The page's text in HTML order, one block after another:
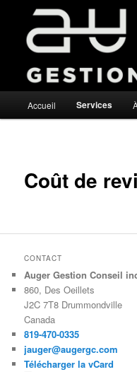
Auger
principal
Aller
Accueil Services
Coût de
CONTACT
Auger Gestion Conseil
860, Des Oeillets
J2C 7T8 Drummondville
Canada
819-470-0335
jauger@augergc.com
Télécharger la vCard